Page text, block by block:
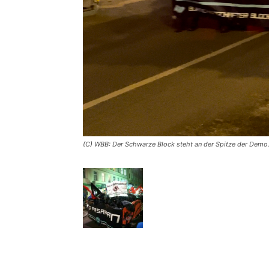
(C) WBB: Der Schwarze Block steht an der Spitze der Demo.